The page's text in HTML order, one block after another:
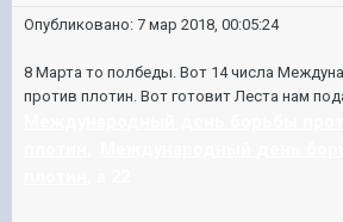
Опубликовано: 7 мар 2018, 00:05:24
8 Марта то полбеды. Вот 14 числа
против плотин. Вот готовит Леста нам